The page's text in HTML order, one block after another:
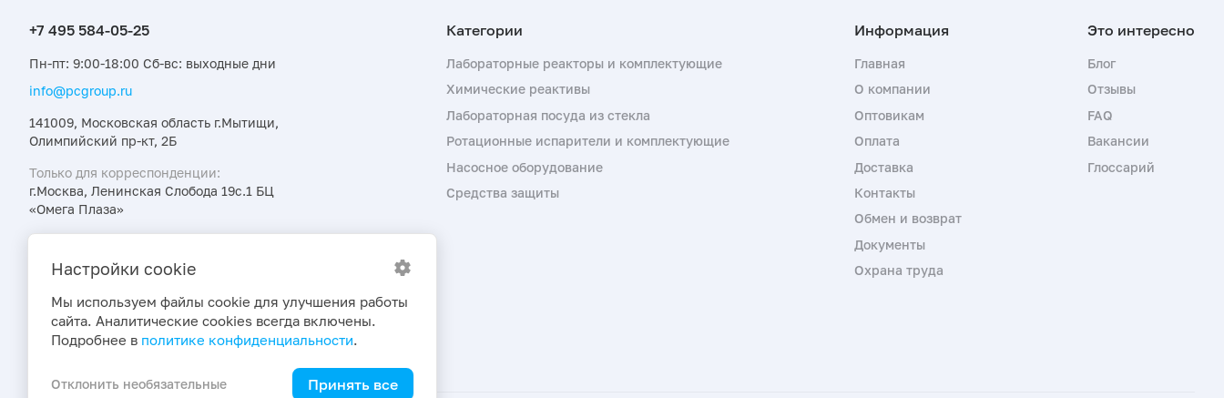
Пн-пт: 9:00-18:00 Сб-вс: выходные дни
info@pcgroup.ru
141009, Московская область г.Мытищи,
Олимпийский пр-кт, 2Б
Только для корреспонденции:
г.Москва, Ленинская Слобода 19с.1 БЦ
«Омега Плаза»
акциях и новостях первыми
Лабораторные реакторы и комплектующие
Химические реактивы
Лабораторная посуда из стекла
Ротационные испарители и комплектующие
Насосное оборудование
Средства защиты
Главная
О компании
Оптовикам
Оплата
Доставка
Контакты
Обмен и возврат
Документы
Охрана труда
Блог
Отзывы
FAQ
Вакансии
Глоссарий
Настройки cookie
Мы используем файлы cookie для улучшения работы
сайта. Аналитические cookies всегда включены.
Подробнее в политике конфиденциальности.
Отклонить необязательные Принять все